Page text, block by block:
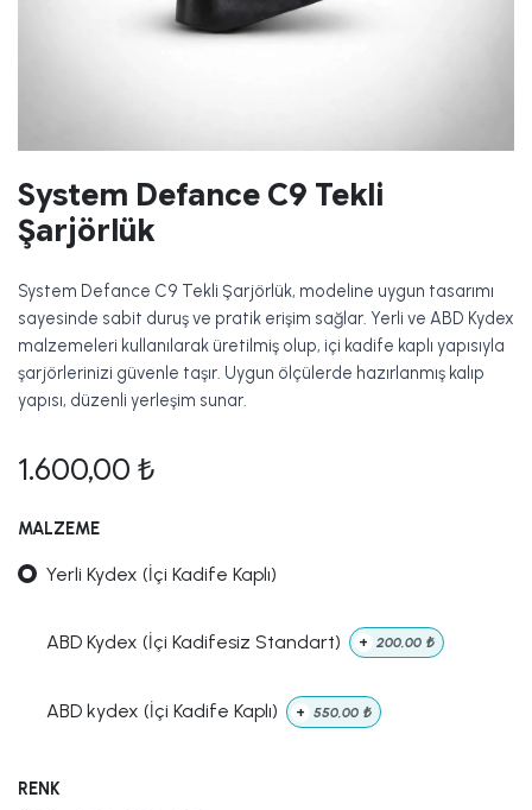
System Defance C9 Tekli
Şarjörlük
System Defance C9 Tekli Şarjörlük, modeline uygun tasarımı
sayesinde sabit duruş ve pratik erişim sağlar. Yerli ve ABD Kydex
malzemeleri kullanılarak üretilmiş olup, içi kadife kaplı yapısıyla
şarjörlerinizi güvenle taşır. Uygun ölçülerde hazırlanmış kalıp
yapısı, düzenli yerleşim sunar.
1.600,00 ₺
MALZEME
Yerli Kydex (İçi Kadife Kaplı)
ABD Kydex (İçi Kadifesiz Standart) + 200,00 ₺
ABD kydex (İçi Kadife Kaplı) + 550,00 ₺
RENK